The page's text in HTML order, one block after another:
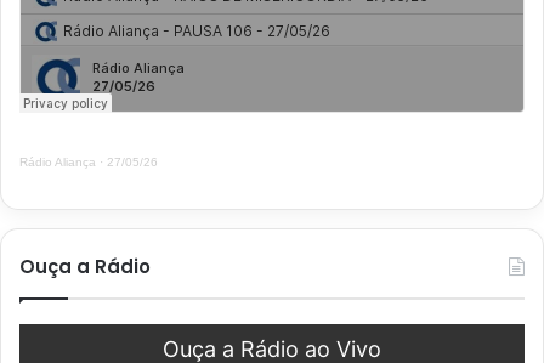
Rádio Aliança · 27/05/26
Ouça a Rádio
Ouça a Rádio ao Vivo